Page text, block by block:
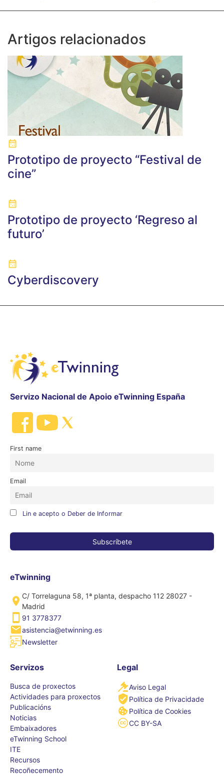
Artigos relacionados
Prototipo de proyecto “Festival de
cine”
Prototipo de proyecto ‘Regreso al
futuro’
Cyberdiscovery
Servizo Nacional de Apoio eTwinning España
First name
Email
Lin e acepto o Deber de Informar
eTwinning
C/ Torrelaguna 58, 1ª planta, despacho 112 28027 -
Madrid
91 3778377
asistencia@etwinning.es
Newsletter
Servizos
Busca de proxectos
Actividades para proxectos
Publicacións
Noticias
Embaixadores
eTwinning School
ITE
Recursos
Recoñecemento
Legal
Aviso Legal
Política de Privacidade
Política de Cookies
CC BY-SA